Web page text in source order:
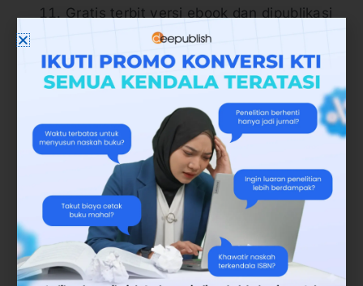
Gratis terbit versi ebook dan dipublikasi
melalui Google Books dan Gramedia
digital *minimal cetak 50 eksemplar
Gratis Terindeks Google Scholar
*minimal cetak 50 eksemplar m. Diskon
biaya cetak dan juga fasilitas tambahan
(HAKI dan Cashback) sesuai dengan
paket yang diambil oleh penulis.
Jadi, manfaatkan segera Promo Gandengan
2023 dari Penerbit Deepublish. Promo ini
dibuka pendaftarannya dari 1-28 Februari
2023. Selain itu, hanya 150 naskah pertama